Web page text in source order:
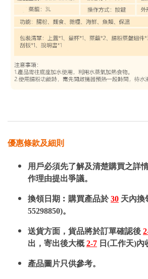
優惠條款及細則
用戶必須先了解及清楚購買之詳
作理由提出爭議。
換領日期︰購買產品於30 天內換
55298850)。
送貨方面，貨品將於訂單確認後
出，寄出後大概2-7 日(工作天)內
產品圖片只供參考。